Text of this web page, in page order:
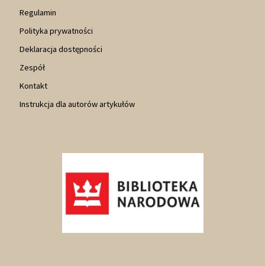
Regulamin
Polityka prywatności
Deklaracja dostępności
Zespół
Kontakt
Instrukcja dla autorów artykułów